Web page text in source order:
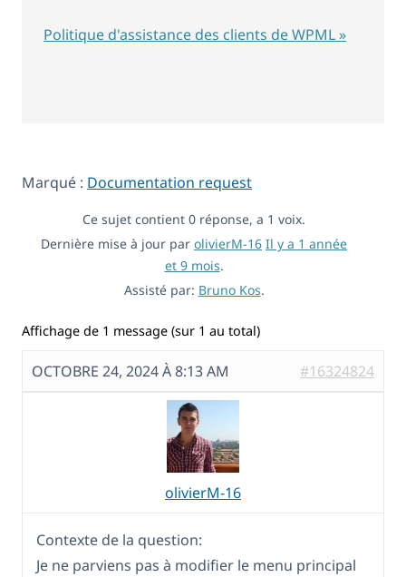
Marqué : Documentation request
Ce sujet contient 0 réponse, a 1 voix.
Dernière mise à jour par olivierM-16 Il y a 1 année
et 9 mois.
Assisté par: Bruno Kos.
Affichage de 1 message (sur 1 au total)
OCTOBRE 24, 2024 À 8:13 AM #16324824
olivierM-16
Contexte de la question:
Je ne parviens pas à modifier le menu principal
Politique d'assistance des clients de WPML »